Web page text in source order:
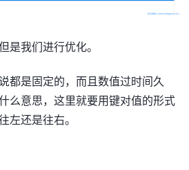
是我们进行优化。
都是固定的，而且数值过时间久
么意思，这里就要用键对值的形式
左还是往右。